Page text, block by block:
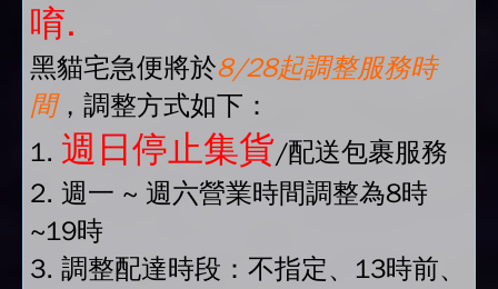
唷.
黑貓宅急便將於8/28起調整服務時
間，調整方式如下：
1. 週日停止集貨/配送包裹服務
2. 週一 ~ 週六營業時間調整為8時
~19時
3. 調整配達時段：不指定、13時前、